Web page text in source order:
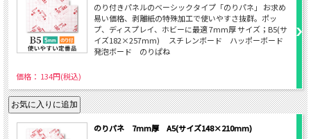
のり付きパネルのベーシックタイプ「のりパネ」 お求め
易い価格、剥離紙の特殊加工で使いやすさ抜群。ポッ
プ、ディスプレイ、ホビーに最適 7mm厚 サイズ；B5(サ
イズ182×257mm) スチレンボード ハッポーボード
発泡ボード のりぱね
価格： 134円(税込)
のりパネ 7mm厚 A5(サイズ148×210mm)